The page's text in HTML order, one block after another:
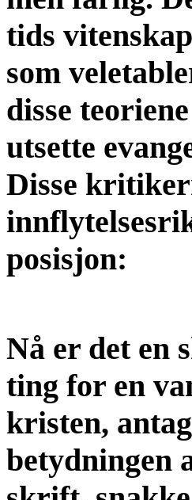
tids
som
disse
utsette
Disse
posisjon:
Nå er det en
ting for en
kristen,
betydningen